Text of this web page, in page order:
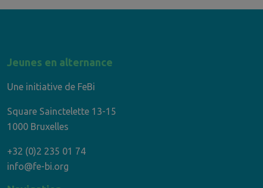
Jeunes en alternance
Une initiative de FeBi
Square Sainctelette 13-15
1000 Bruxelles
+32 (0)2 235 01 74
info@fe-bi.org